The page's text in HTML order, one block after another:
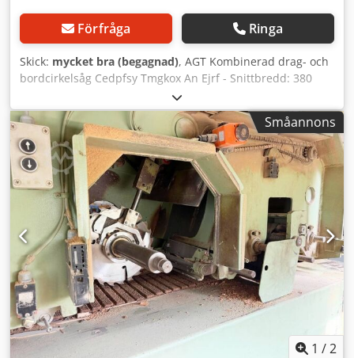
Förfråga Ringa
Skick: mycket bra (begagnad), AGT Kombinerad drag- och
bordcirkelsåg Cedpfsy Tmgkox An Ejrf - Snittbredd: 380
mm - Snitthöjd: 85/40 mm - Vikt: ca 50 kg - Lutnings- och
svängbar
Småannons
1 /2